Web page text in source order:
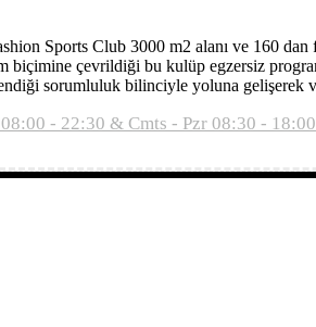
Sports Club 3000 m2 alanı ve 160 dan
çevrildiği bu kulüp egzersiz
sorumluluk bilinciyle yoluna gelişerek
- 22:30 & Cmts - Pzr 08:30 - 18:00